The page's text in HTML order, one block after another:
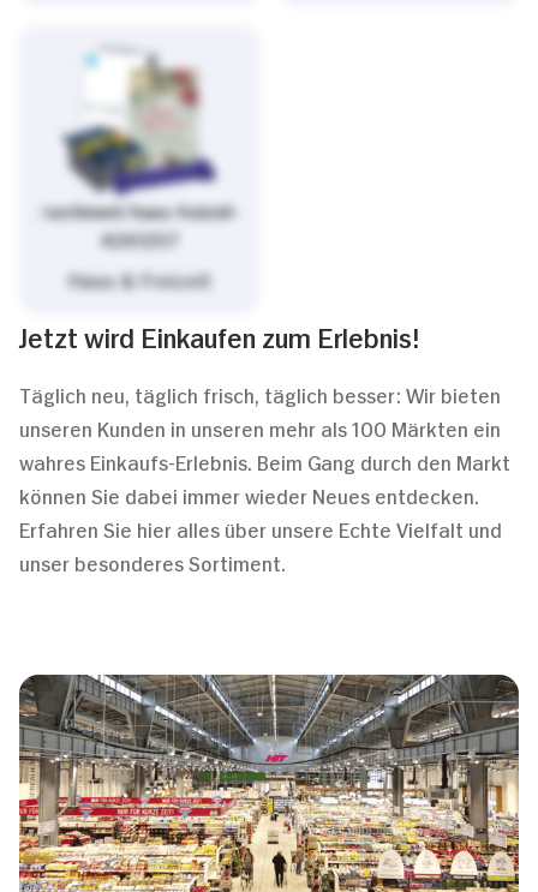
/sortiment/haus-freizeit-
4261257
Haus & Freizeit
Jetzt wird Einkaufen zum Erlebnis!
Täglich neu, täglich frisch, täglich besser: Wir bieten
unseren Kunden in unseren mehr als 100 Märkten ein
wahres Einkaufs-Erlebnis. Beim Gang durch den Markt
können Sie dabei immer wieder Neues entdecken.
Erfahren Sie hier alles über unsere Echte Vielfalt und
unser besonderes Sortiment.